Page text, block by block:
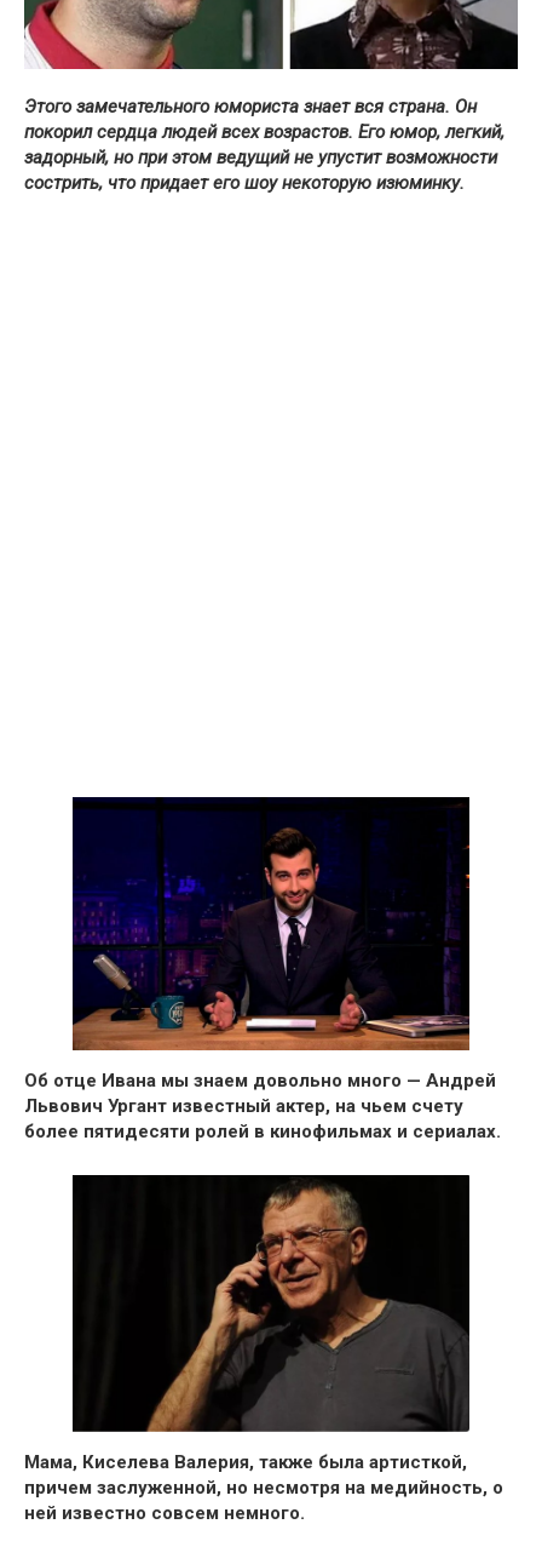
Этого замечательного юмориста знает вся страна. Он
покорил сердца людей всех возрастов. Его юмор, легкий,
задорный, но при этом ведущий не упустит возможности
сострить, что придает его шоу некоторую изюминку.
Об отце Ивана мы знаем довольно много — Андрей
Львович Ургант известный актер, на чьем счету
более пятидесяти ролей в кинофильмах и сериалах.
Мама, Киселева Валерия, также была артисткой,
причем заслуженной, но несмотря на медийность, о
ней известно совсем немного.